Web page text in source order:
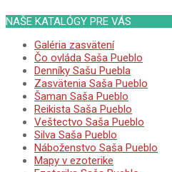
NAŠE KATALÓGY PRE VÁS
Galéria zasvätení
Čo ovláda Saša Pueblo
Denníky Sašu Puebla
Zasvätenia Saša Pueblo
Šaman Saša Pueblo
Reikista Saša Pueblo
Veštectvo Saša Pueblo
Silva Saša Pueblo
Náboženstvo Saša Pueblo
Mapy v ezoterike